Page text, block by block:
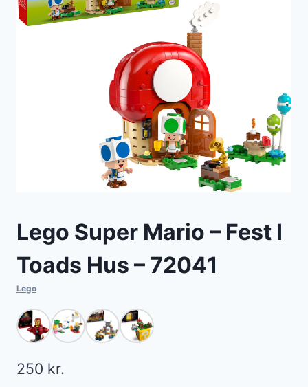
Lego Super Mario – Fest I
Toads Hus – 72041
Lego
250 kr.